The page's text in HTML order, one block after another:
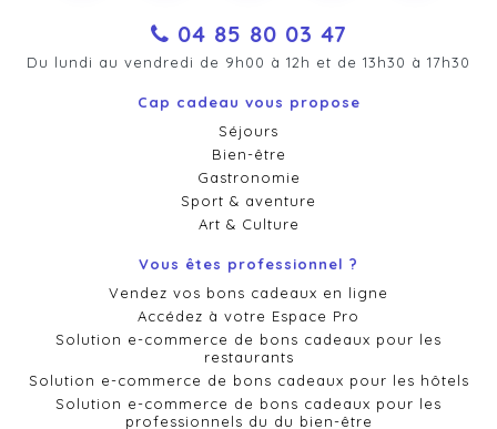
04 85 80 03 47
Du lundi au vendredi de 9h00 à 12h et de 13h30 à 17h30
Cap cadeau vous propose
Séjours
Bien-être
Gastronomie
Sport & aventure
Art & Culture
Vous êtes professionnel ?
Vendez vos bons cadeaux en ligne
Accédez à votre Espace Pro
Solution e-commerce de bons cadeaux pour les
restaurants
Solution e-commerce de bons cadeaux pour les hôtels
Solution e-commerce de bons cadeaux pour les
professionnels du du bien-être